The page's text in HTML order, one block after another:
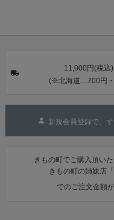
11,000円(税込
(※北海道…700円・
新規会員登録で、
きもの町でご購入頂い
きもの町の姉妹店
でのご注文金額が